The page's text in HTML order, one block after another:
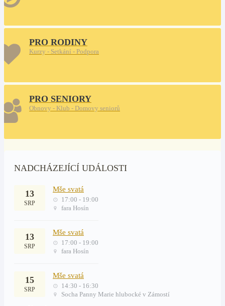
PRO RODINY
Kurzy - Setkání - Podpora
PRO SENIORY
Obnovy - Klub - Domovy seniorů
NADCHÁZEJÍCÍ UDÁLOSTI
13
SRP
Mše svatá
17:00 - 19:00
fara Hosín
13
SRP
Mše svatá
17:00 - 19:00
fara Hosín
15
SRP
Mše svatá
14:30 - 16:30
Socha Panny Marie hlubocké v Zámostí